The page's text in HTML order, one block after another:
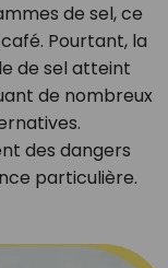
de sel, ce
Pourtant, la
de sel atteint
de nombreux
des dangers
particulière.